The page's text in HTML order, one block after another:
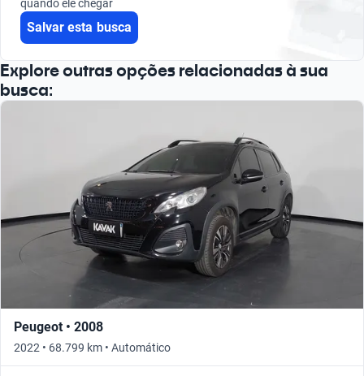
quando ele chegar
Salvar esta busca
Explore outras opções relacionadas à sua
busca:
Peugeot • 2008
2022 • 68.799 km • Automático